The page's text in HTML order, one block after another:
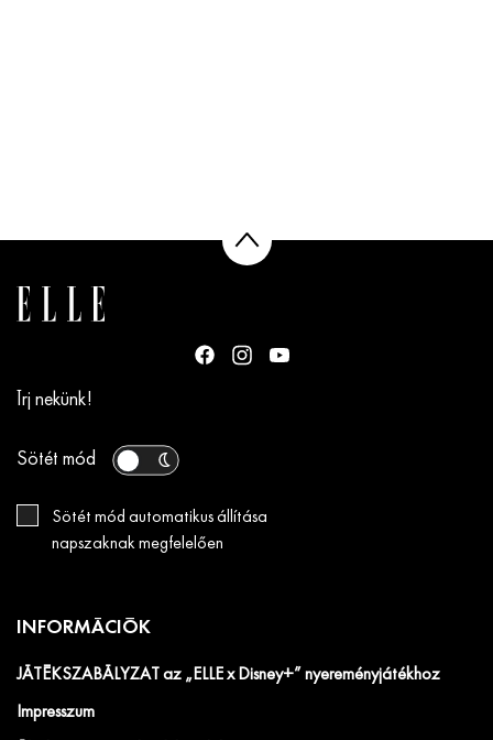
Írj nekünk!
Sötét mód
Sötét mód automatikus állítása
napszaknak megfelelően
INFORMÁCIÓK
JÁTÉKSZABÁLYZAT az „ELLE x Disney+” nyereményjátékhoz
Impresszum